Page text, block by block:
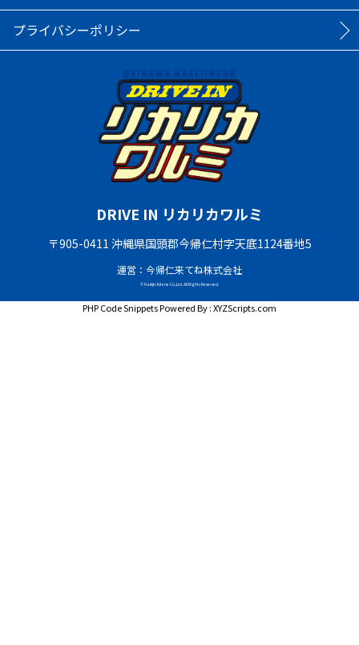
プライバシーポリシー
DRIVE IN リカリカワルミ
〒905-0411 沖縄県国頭郡今帰仁村字天底1124番地5
運営：今帰仁来てね株式会社
© Nakijin Kitene Co.,Ltd. All Rights Reserved.
PHP Code SnippetsPowered By :XYZScripts.com